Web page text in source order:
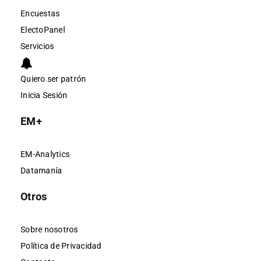
Encuestas
ElectoPanel
Servicios
Quiero ser patrón
Inicia Sesión
EM+
EM-Analytics
Datamanía
Otros
Sobre nosotros
Política de Privacidad